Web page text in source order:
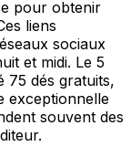
pour obtenir
liens
sociaux
et midi. Le 5
75 dés gratuits,
exceptionnelle
souvent des